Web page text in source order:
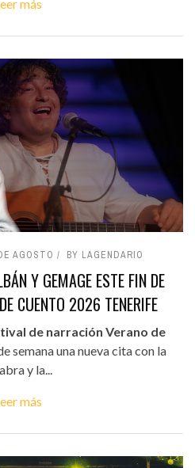
más
AGOSTO BY LAGENDARIO
Y GEMAGE ESTE FIN DE
CUENTO 2026 TENERIFE
de narración Verano de
semana una nueva cita con la
y la...
más